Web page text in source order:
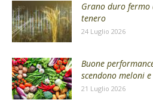
Grano duro
tenero
24 Luglio 2026
Buone
scendono meloni
21 Luglio 2026